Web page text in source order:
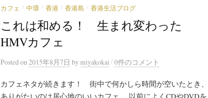
カフェ / 中環 / 香港 / 香港島 / 香港生活ブログ
これは和める！ 生まれ変わった
HMVカフェ
Posted on 2015年8月7日 by miyakokai /0件のコメント
カフェネタが続きます！ 街中で何かしら時間が空いたとき、
ありがたいのは居心地のいいカフェ。 以前によくCDやDVDを